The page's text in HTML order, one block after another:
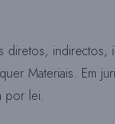
Materiais. Em
por lei.